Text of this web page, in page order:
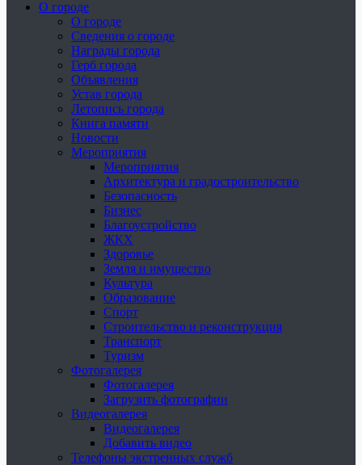
О городе
О городе
Сведения о городе
Награды города
Герб города
Объявления
Устав города
Летопись города
Книга памяти
Новости
Мероприятия
Мероприятия
Архитектура и градостроительство
Безопасность
Бизнес
Благоустройство
ЖКХ
Здоровье
Земля и имущество
Культура
Образование
Спорт
Строительство и реконструкция
Транспорт
Туризм
Фотогалерея
Фотогалерея
Загрузить фотографии
Видеогалерея
Видеогалерея
Добавить видео
Телефоны экстренных служб